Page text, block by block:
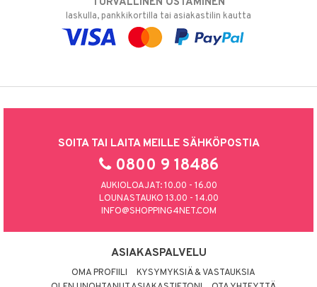
laskulla, pankkikortilla tai asiakastilin kautta
SOITA TAI LAITA MEILLE SÄHKÖPOSTIA
0800 9 18486
AUKIOLOAJAT: 10.00 - 16.00
LOUNASTAUKO 13.00 - 14.00
INFO@SHOPPING4NET.COM
ASIAKASPALVELU
OMA PROFIILI
KYSYMYKSIÄ & VASTAUKSIA